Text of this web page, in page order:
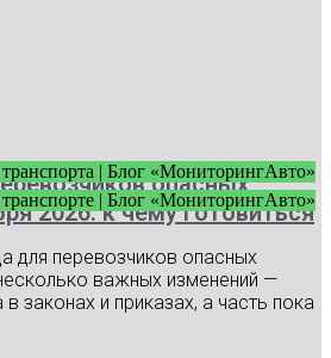
| Блог «МониторингАвто»
| Блог «МониторингАвто»
опасных
2026: к чему готовиться
для перевозчиков опасных
важных изменений —
законах и приказах, а часть пока